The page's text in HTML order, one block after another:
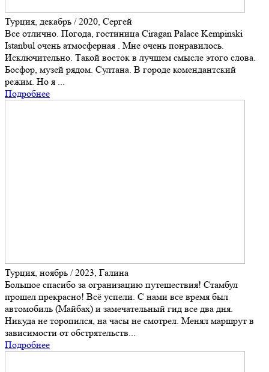
Турция, декабрь / 2020, Сергей
Все отлично. Погода, гостиница Ciragan Palace Kempinski
Istanbul очень атмосферная . Мне очень понравилось.
Исключительно. Такой восток в лучшем смысле этого слова.
Босфор, музей рядом. Султана. В городе комендантский
режим. Но я ...
Подробнее
Турция, ноябрь / 2023, Галина
Большое спасибо за огранизацию путешествия! Стамбул
прошел прекрасно! Всё успели. С нами все время был
автомобиль (Майбах) и замечательный гид все два дня.
Никуда не торопился, на часы не смотрел. Менял маршрут в
зависимости от обстрятельств...
Подробнее